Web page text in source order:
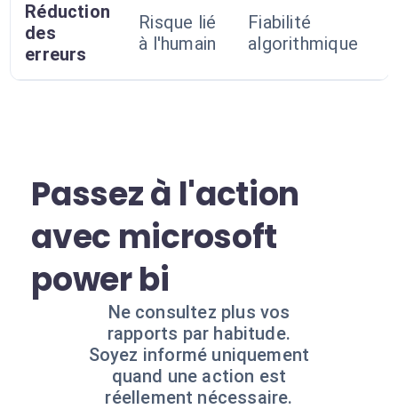
Réduction
des
erreurs
Risque lié
à l'humain
Fiabilité
algorithmique
Passez à l'action
avec microsoft
power bi
Ne consultez plus vos
rapports par habitude.
Soyez informé uniquement
quand une action est
réellement nécessaire.